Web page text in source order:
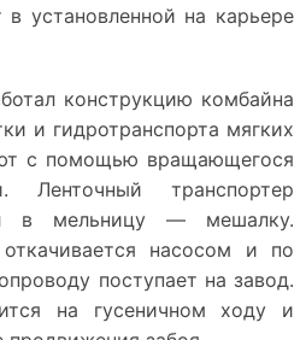
в установленной на карьере
конструкцию комбайна
и гидротранспорта мягких
с помощью вращающегося
транспортер
в мельницу — мешалку.
насосом и по
поступает на завод.
на гусеничном ходу и